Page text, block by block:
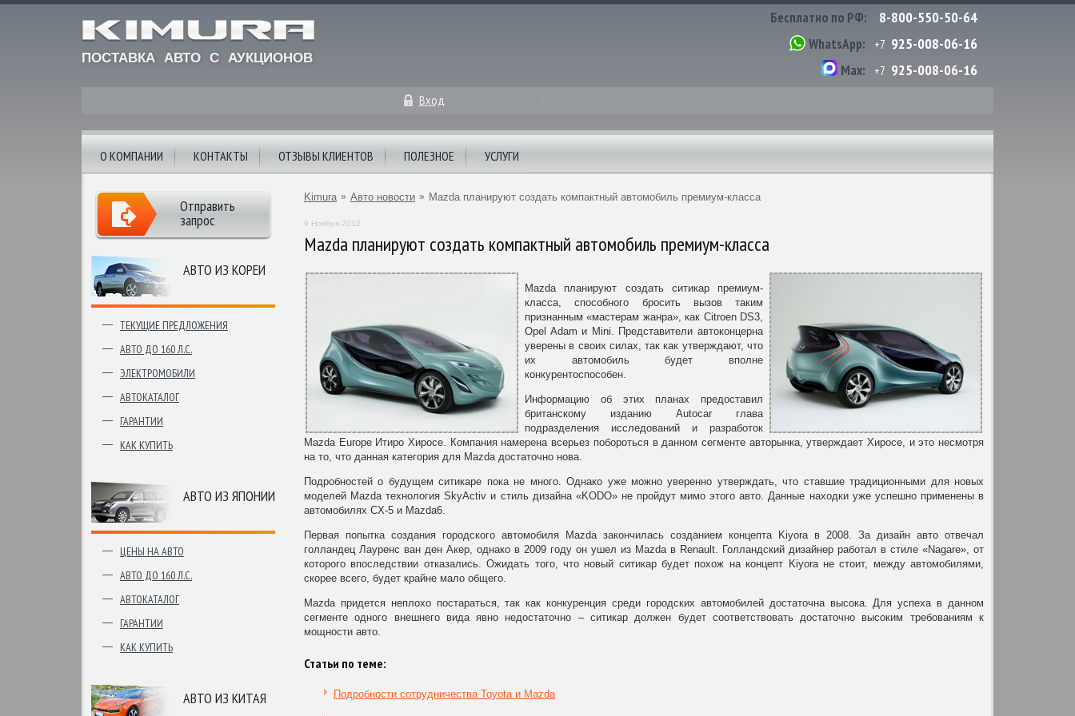
ПОСТАВКА АВТО С АУКЦИОНОВ
Бесплатно по РФ: 8-800-550-50-64
WhatsApp: +7 925-008-06-16
Max: +7 925-008-06-16
Вход
О КОМПАНИИ КОНТАКТЫ ОТЗЫВЫ КЛИЕНТОВ ПОЛЕЗНОЕ УСЛУГИ
АВТО ИЗ КОРЕИ
ТЕКУЩИЕ ПРЕДЛОЖЕНИЯ
АВТО ДО 160 Л.С.
ЭЛЕКТРОМОБИЛИ
АВТОКАТАЛОГ
ГАРАНТИИ
КАК КУПИТЬ
АВТО ИЗ ЯПОНИИ
ЦЕНЫ НА АВТО
АВТО ДО 160 Л.С.
АВТОКАТАЛОГ
ГАРАНТИИ
КАК КУПИТЬ
АВТО ИЗ КИТАЯ
Отправить
запрос
Kimura » Авто новости » Mazda планируют создать компактный автомобиль премиум-класса
9 Ноября 2012
Mazda планируют создать компактный автомобиль премиум-класса
Mazda планируют создать ситикар премиум-
класса, способного бросить вызов таким
признанным «мастерам жанра», как Citroen DS3,
Opel Adam и Mini. Представители автоконцерна
уверены в своих силах, так как утверждают, что
их автомобиль будет вполне
конкурентоспособен.
Информацию об этих планах предоставил
британскому изданию Autocar глава
подразделения исследований и разработок
Mazda Europe Итиро Хиросе. Компания намерена всерьез побороться в данном сегменте авторынка, утверждает Хиросе, и это несмотря
на то, что данная категория для Mazda достаточно нова.
Подробностей о будущем ситикаре пока не много. Однако уже можно уверенно утверждать, что ставшие традиционными для новых
моделей Mazda технология SkyActiv и стиль дизайна «KODO» не пройдут мимо этого авто. Данные находки уже успешно применены в
автомобилях CX-5 и Mazda6.
Первая попытка создания городского автомобиля Mazda закончилась созданием концепта Kiyora в 2008. За дизайн авто отвечал
голландец Лауренс ван ден Акер, однако в 2009 году он ушел из Mazda в Renault. Голландский дизайнер работал в стиле «Nagare», от
которого впоследствии отказались. Ожидать того, что новый ситикар будет похож на концепт Kiyora не стоит, между автомобилями,
скорее всего, будет крайне мало общего.
Mazda придется неплохо постараться, так как конкуренция среди городских автомобилей достаточна высока. Для успеха в данном
сегменте одного внешнего вида явно недостаточно – ситикар должен будет соответствовать достаточно высоким требованиям к
мощности авто.
Статьи по теме:
Подробности сотрудничества Toyota и Mazda